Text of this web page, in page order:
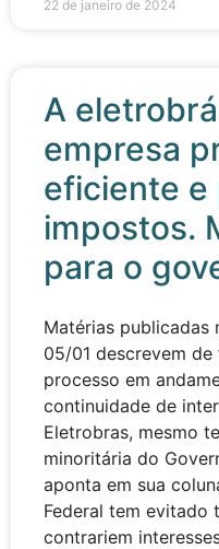
22 de janeiro de 2024
A
empresa
eficiente e
impostos.
para o
Matérias publicadas
05/01 descrevem
processo em
continuidade de
Eletrobras, mesmo
minoritária do
aponta em sua
Federal tem evitado
contrariem